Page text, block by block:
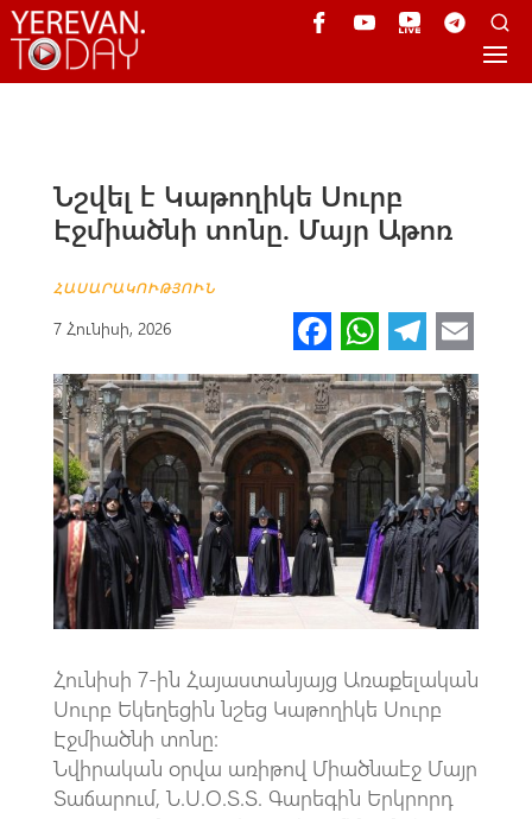
Նշվել է Կաթողիկե Սուրբ
Էջմիածնի տոնը. Մայր Աթոռ
ՀԱՍԱՐԱԿՈՒԹՅՈՒՆ
7 Հունիսի, 2026 Fa
ce
b
o
o
k
W
h
at
s
A
p
p
Te
le
gr
a
m
m
ail
Հունիսի 7-ին Հայաստանյայց Առաքելական
Սուրբ Եկեղեցին նշեց Կաթողիկե Սուրբ
Էջմիածնի տոնը:
Նվիրական օրվա առիթով Միածնաէջ Մայր
Տաճարում, Ն.Ս.Օ.Տ.Տ. Գարեգին Երկրորդ